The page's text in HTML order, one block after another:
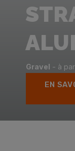
Gravel - à
EN